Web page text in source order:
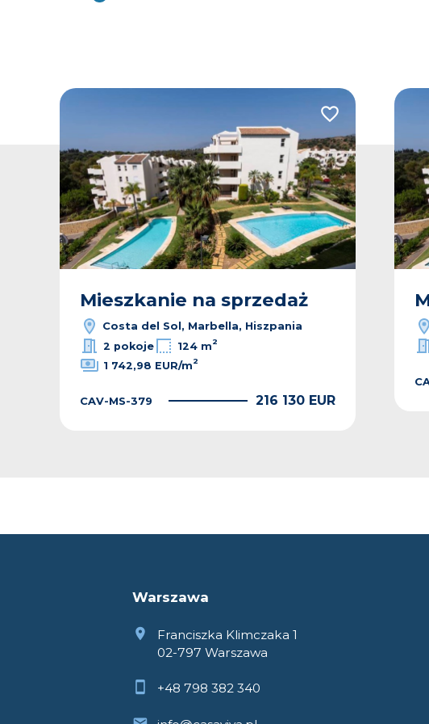
Dodaj do
Mieszkanie na sprzedaż
Costa del Sol, Marbella, Hiszpania
2 pokoje 124 m2
1 742,98 EUR/m2
CAV-MS-379 216 130 EUR
Warszawa
Franciszka Klimczaka 1
02-797 Warszawa
+48 798 382 340